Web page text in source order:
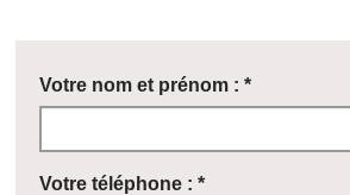
Votre nom et prénom : *
Votre téléphone : *